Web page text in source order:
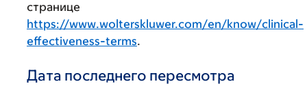
странице
https://www.wolterskluwer.com/en/know/clinical-
effectiveness-terms.
Дата последнего пересмотра